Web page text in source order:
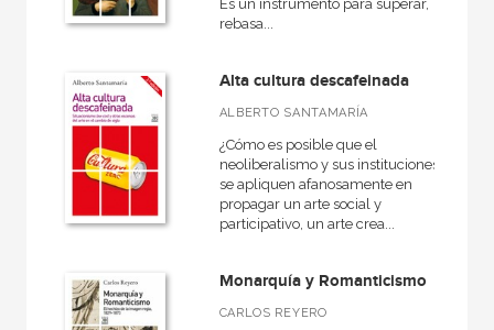
Pintura
NUESTRAS COLECCIONES
Filosofía y Pensamiento
Siglo XXI de España General
Es un instrumento para superar,
rebasa...
Alta cultura descafeinada
ALBERTO SANTAMARÍA
¿Cómo es posible que el
neoliberalismo y sus instituciones
se apliquen afanosamente en
propagar un arte social y
participativo, un arte crea...
Monarquía y Romanticismo
CARLOS REYERO